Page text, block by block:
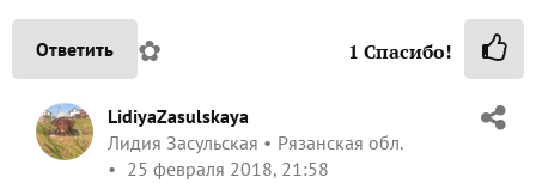
Ответить ✿ 1 Спасибо!
LidiyaZasulskaya
Лидия Засульская
Рязанская обл.
25 февраля 2018, 21:58